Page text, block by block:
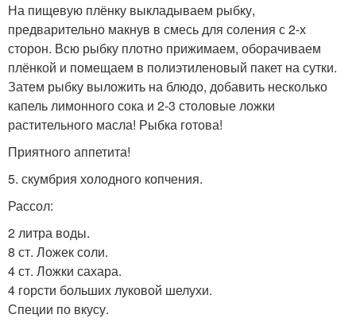
На пищевую плёнку выкладываем рыбку,
предварительно макнув в смесь для соления с 2-х
сторон. Всю рыбку плотно прижимаем, оборачиваем
плёнкой и помещаем в полиэтиленовый пакет на сутки.
Затем рыбку выложить на блюдо, добавить несколько
капель лимонного сока и 2-3 столовые ложки
растительного масла! Рыбка готова!
Приятного аппетита!
5. скумбрия холодного копчения.
Рассол:
2 литра воды.
8 ст. Ложек соли.
4 ст. Ложки сахара.
4 горсти больших луковой шелухи.
Специи по вкусу.